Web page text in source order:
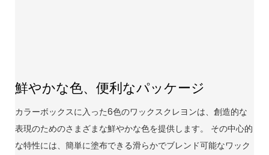
鮮やかな色、便利なパッケージ
カラーボックスに入った6色のワックスクレヨンは、創造的な
表現のためのさまざまな鮮やかな色を提供します。 その中心的
な特性には、簡単に塗布できる滑らかでブレンド可能なワック